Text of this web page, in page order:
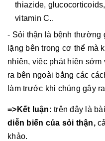
thiazide,
vitamin C..
- Sỏi thận là bệnh thường
lặng bên trong cơ thể mà
nhiên, việc phát hiện sớm
ra bên ngoài bằng các
làm trước khi chúng gây
=>Kết luận: trên đây là
diễn biến của sỏi thận,
khảo.